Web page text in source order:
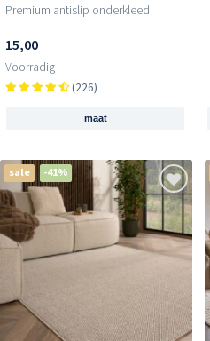
Premium antislip onderkleed
15,00
Voorradig
(226)
maat
sale -41%